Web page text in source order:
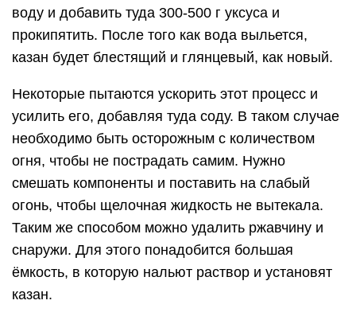
воду и добавить туда 300-500 г уксуса и
прокипятить. После того как вода выльется,
казан будет блестящий и глянцевый, как новый.
Некоторые пытаются ускорить этот процесс и
усилить его, добавляя туда соду. В таком случае
необходимо быть осторожным с количеством
огня, чтобы не пострадать самим. Нужно
смешать компоненты и поставить на слабый
огонь, чтобы щелочная жидкость не вытекала.
Таким же способом можно удалить ржавчину и
снаружи. Для этого понадобится большая
ёмкость, в которую нальют раствор и установят
казан.